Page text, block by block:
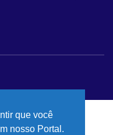
que você
nosso Portal.